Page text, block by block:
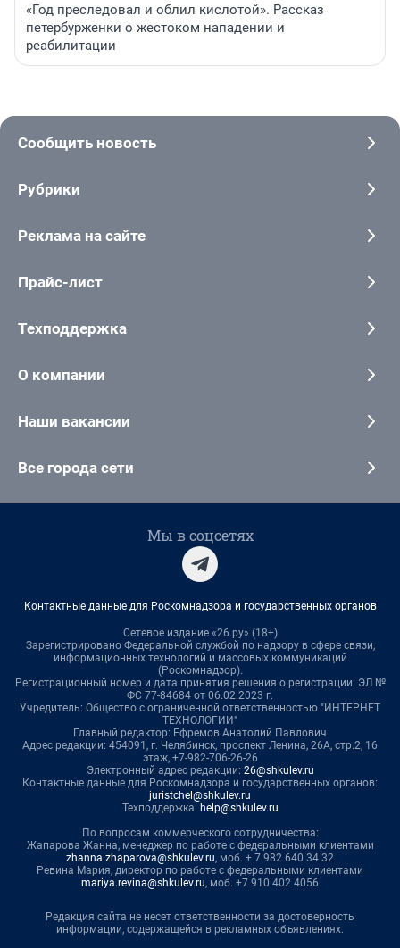
«Год преследовал и облил кислотой». Рассказ
петербурженки о жестоком нападении и
реабилитации
Сообщить новость
Рубрики
Реклама на сайте
Прайс-лист
Техподдержка
О компании
Наши вакансии
Все города сети
Мы в соцсетях
Контактные данные для Роскомнадзора и государственных органов
Сетевое издание «26.ру» (18+)
Зарегистрировано Федеральной службой по надзору в сфере связи,
информационных технологий и массовых коммуникаций
(Роскомнадзор).
Регистрационный номер и дата принятия решения о регистрации: ЭЛ №
ФС 77-84684 от 06.02.2023 г.
Учредитель: Общество с ограниченной ответственностью "ИНТЕРНЕТ
ТЕХНОЛОГИИ"
Главный редактор: Ефремов Анатолий Павлович
Адрес редакции: 454091, г. Челябинск, проспект Ленина, 26А, стр.2, 16
этаж, +7-982-706-26-26
Электронный адрес редакции: 26@shkulev.ru
Контактные данные для Роскомнадзора и государственных органов:
juristchel@shkulev.ru
Техподдержка: help@shkulev.ru
По вопросам коммерческого сотрудничества:
Жапарова Жанна, менеджер по работе с федеральными клиентами
zhanna.zhaparova@shkulev.ru, моб. + 7 982 640 34 32
Ревина Мария, директор по работе с федеральными клиентами
mariya.revina@shkulev.ru, моб. +7 910 402 4056
Редакция сайта не несет ответственности за достоверность
информации, содержащейся в рекламных объявлениях.